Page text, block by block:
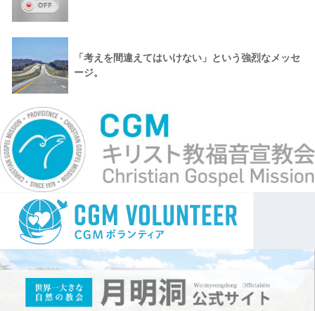
「考えを間違えてはいけない」という強烈なメッセ
ージ。